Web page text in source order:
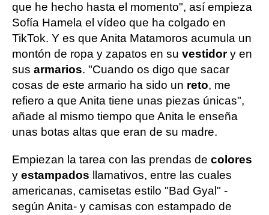
que he hecho hasta el momento", así empieza
Sofía Hamela el vídeo que ha colgado en
TikTok. Y es que Anita Matamoros acumula un
montón de ropa y zapatos en su vestidory en
sus armarios. "Cuando os digo que sacar
cosas de este armario ha sido un reto, me
refiero a que Anita tiene unas piezas únicas",
añade al mismo tiempo que Anita le enseña
unas botas altas que eran de su madre.
Empiezan la tarea con las prendas de colores
y estampados
llamativos, entre las cuales
americanas, camisetas estilo "Bad Gyal" -
según Anita- y camisas con estampado de